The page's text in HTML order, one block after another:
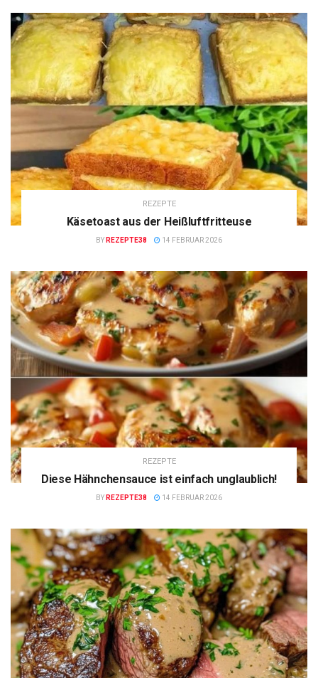
REZEPTE
Käsetoast aus der Heißluftfritteuse
BY REZEPTE38 14 FEBRUAR 2026
REZEPTE
Diese Hähnchensauce ist einfach unglaublich!
BY REZEPTE38 14 FEBRUAR 2026